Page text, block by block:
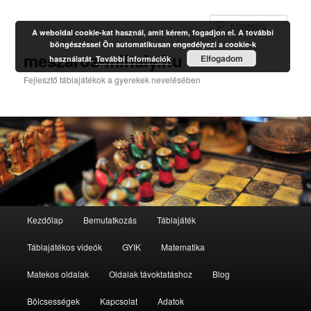
meszaros-mihaly.hu
Fejlesztő táblajátékok a gyerekek nevelésében
Tovább
az
elsődleges
Kezdőlap Bemutatkozás Táblajáték
Táblajátékos videók GYIK Matematika
Matekos oldalak Oldalak távoktatáshoz Blog
Bölcsességek Kapcsolat Adatok
A weboldal cookie-kat használ, amit kérem, fogadjon el. A további
böngészéssel Ön automatikusan engedélyezi a cookie-k
használatát.További információk Elfogadom